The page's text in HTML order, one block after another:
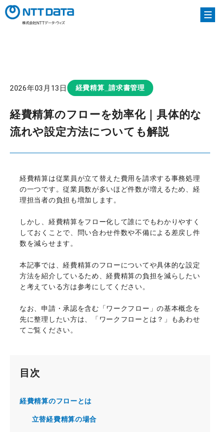
HOME column 経費精算のフローを効率化｜具体的な流れや設定
2026年03月13日 経費精算_請求書管理
経費精算のフローを効率化｜具体的な
流れや設定方法についても解説
経費精算は従業員が立て替えた費用を請求する事務処理
の一つです。従業員数が多いほど件数が増えるため、経
理担当者の負担も増加します。
しかし、経費精算をフロー化して誰にでもわかりやすく
しておくことで、問い合わせ件数や不備による差戻し件
数を減らせます。
本記事では、経費精算のフローについてや具体的な設定
方法を紹介しているため、経費精算の負担を減らしたい
と考えている方は参考にしてください。
なお、申請・承認を含む「ワークフロー」の基本概念を
先に整理したい方は、「ワークフローとは？」もあわせ
てご覧ください。
目次
経費精算のフローとは
立替経費精算の場合